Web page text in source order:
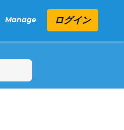
Manage ログイン